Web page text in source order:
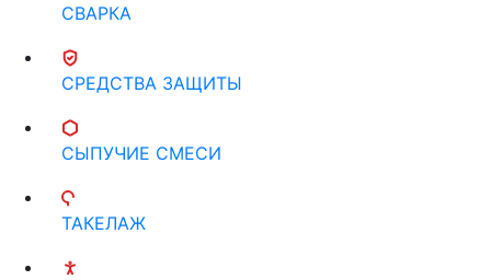
СВАРКА
СРЕДСТВА ЗАЩИТЫ
СЫПУЧИЕ СМЕСИ
ТАКЕЛАЖ